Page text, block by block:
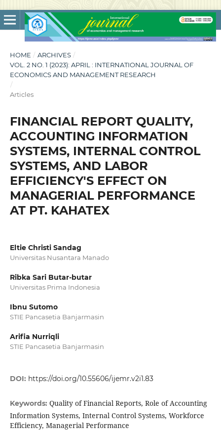
HOME / ARCHIVES /
VOL. 2 NO. 1 (2023): APRIL : INTERNATIONAL JOURNAL OF
ECONOMICS AND MANAGEMENT RESEARCH
/
Articles
FINANCIAL REPORT QUALITY,
ACCOUNTING INFORMATION
SYSTEMS, INTERNAL CONTROL
SYSTEMS, AND LABOR
EFFICIENCY'S EFFECT ON
MANAGERIAL PERFORMANCE
AT PT. KAHATEX
Eltie Christi Sandag
Universitas Nusantara Manado
Ribka Sari Butar-butar
Universitas Prima Indonesia
Ibnu Sutomo
STIE Pancasetia Banjarmasin
Arifia Nurriqli
STIE Pancasetia Banjarmasin
DOI: https://doi.org/10.55606/ijemr.v2i1.83
Keywords: Quality of Financial Reports, Role of Accounting
Information Systems, Internal Control Systems, Workforce
Efficiency, Managerial Performance